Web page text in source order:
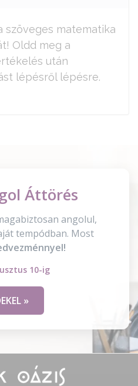
szöveges matematika
Oldd meg a
után
lépésről lépésre.
Áttörés
angolul,
tempódban. Most
10-ig
»